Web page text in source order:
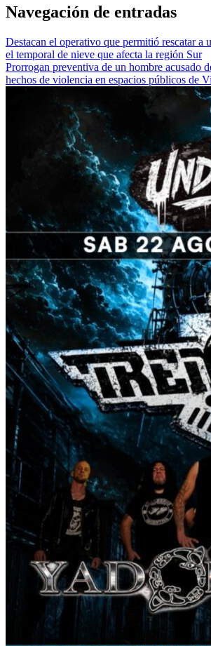
Navegación de entradas
Destacan el operativo que permitió rescatar a
el temporal de nieve que afecta la región Sur
Prorrogan preventiva de un hombre acusado
hechos de violencia en espacios públicos de